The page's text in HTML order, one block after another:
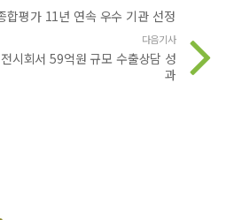
합평가 11년 연속 우수 기관 선정
다음기사
시회서 59억원 규모 수출상담 성
과